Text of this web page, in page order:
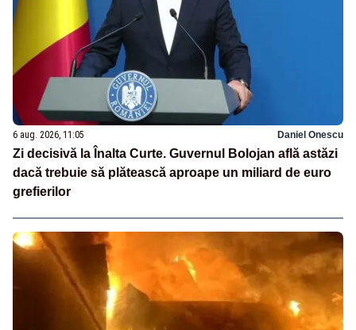
6 aug. 2026, 11:05 Daniel Onescu
Zi decisivă la Înalta Curte. Guvernul Bolojan află astăzi
dacă trebuie să plătească aproape un miliard de euro
grefierilor